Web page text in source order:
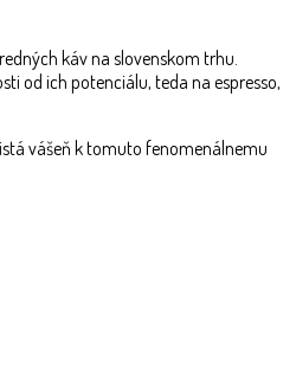
káv na slovenskom trhu.
od ich potenciálu, teda na espresso,
vášeň k tomuto fenomenálnemu